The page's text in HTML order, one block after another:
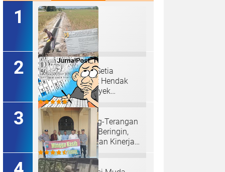
Ketua P3A Tirta Setia
Menghindar Saat Hendak
Dikonfirmasi, Proyek
Pembangunan Irigasi Diduga
Mark Up
Judi Togel Terang-Terangan
Di Lubuk Pakam Beringin,
Warga Pertanyakan Kinerja
Polresta Deli Serdang